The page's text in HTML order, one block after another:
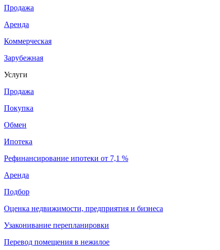
Продажа
Аренда
Коммерческая
Зарубежная
Услуги
Продажа
Покупка
Обмен
Ипотека
Рефинансирование ипотеки от 7,1 %
Аренда
Подбор
Оценка недвижимости, предприятия и бизнеса
Узаконивание перепланировки
Перевод помещения в нежилое